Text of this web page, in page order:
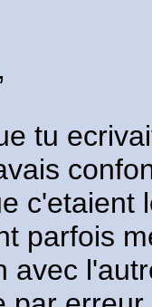
tu
c'etaient
parfois
avec